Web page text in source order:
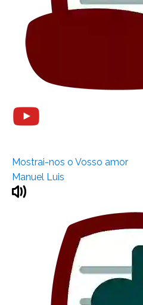
Mostrai-nos o Vosso amor
Manuel Luis